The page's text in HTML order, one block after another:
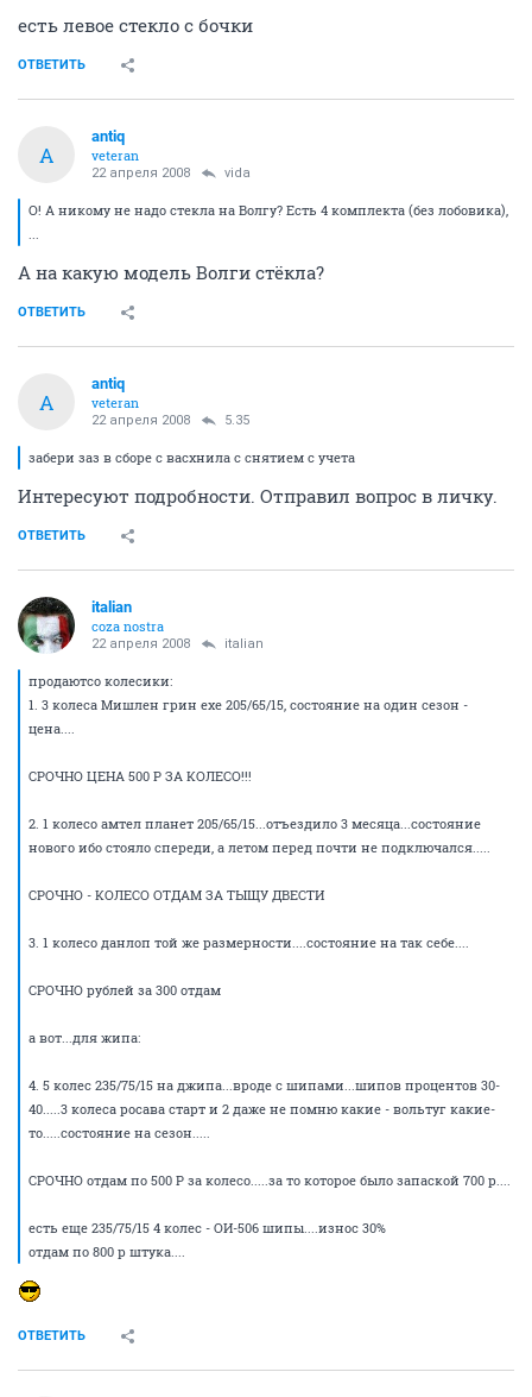
есть левое стекло с бочки
ОТВЕТИТЬ
A
antiq
veteran
22 апреля 2008 vida
О! А никому не надо стекла на Волгу? Есть 4 комплекта (без лобовика),
...
А на какую модель Волги стёкла?
ОТВЕТИТЬ
A
antiq
veteran
22 апреля 2008 5.35
забери заз в сборе с васхнила с снятием с учета
Интересуют подробности. Отправил вопрос в личку.
ОТВЕТИТЬ
italian
coza nostra
22 апреля 2008 italian
продаютсо колесики:
1. 3 колеса Мишлен грин ехе 205/65/15, состояние на один сезон -
цена....
СРОЧНО ЦЕНА 500 Р ЗА КОЛЕСО!!!
2. 1 колесо амтел планет 205/65/15...отъездило 3 месяца...состояние
нового ибо стояло спереди, а летом перед почти не подключался.....
СРОЧНО - КОЛЕСО ОТДАМ ЗА ТЫЩУ ДВЕСТИ
3. 1 колесо данлоп той же размерности....состояние на так себе....
СРОЧНО рублей за 300 отдам
а вот...для жипа:
4. 5 колес 235/75/15 на джипа...вроде с шипами...шипов процентов 30-
40.....3 колеса росава старт и 2 даже не помню какие - вольтуг какие-
то.....состояние на сезон.....
СРОЧНО отдам по 500 Р за колесо.....за то которое было запаской 700 р....
есть еще 235/75/15 4 колес - ОИ-506 шипы....износ 30%
отдам по 800 р штука....
ОТВЕТИТЬ